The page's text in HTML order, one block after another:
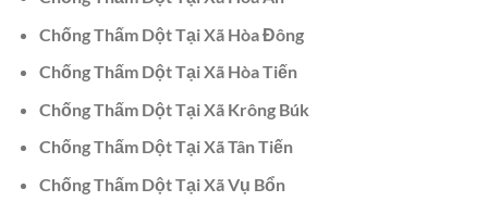
Chống Thấm Dột Tại Xã Hòa Đông
Chống Thấm Dột Tại Xã Hòa Tiến
Chống Thấm Dột Tại Xã Krông Búk
Chống Thấm Dột Tại Xã Tân Tiến
Chống Thấm Dột Tại Xã Vụ Bổn